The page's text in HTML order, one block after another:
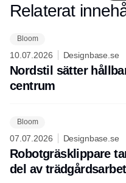
Relaterat
Bloom
10.07.2026 Designbase.se
Nordstil sätter
centrum
Bloom
07.07.2026 Designbase.se
Robotgräsklippare
del av